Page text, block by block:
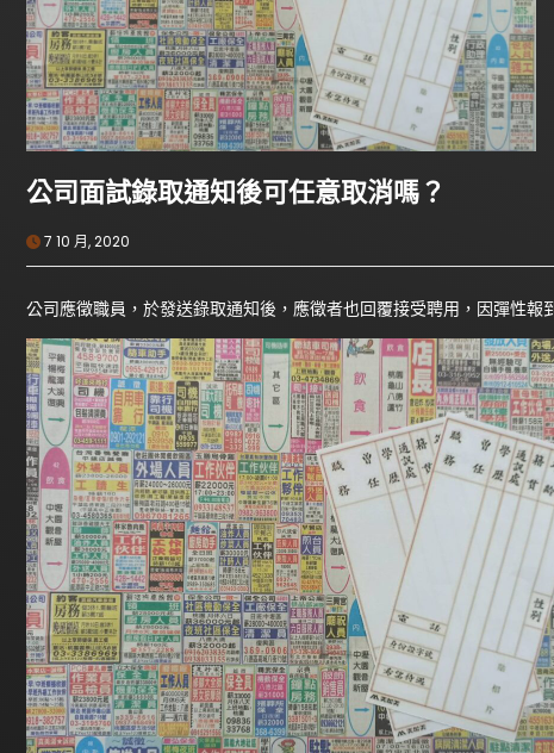
公司面試錄取通知後可任意取消嗎？
7 10 月, 2020
公司應徵職員，於發送錄取通知後，應徵者也回覆接受聘用，因彈性報